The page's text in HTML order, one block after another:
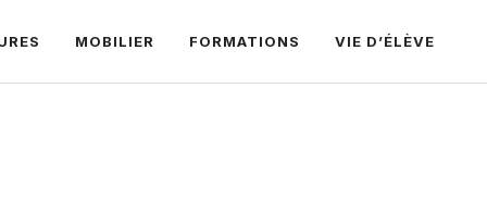
MOBILIER FORMATIONS VIE D’ÉLÈVE